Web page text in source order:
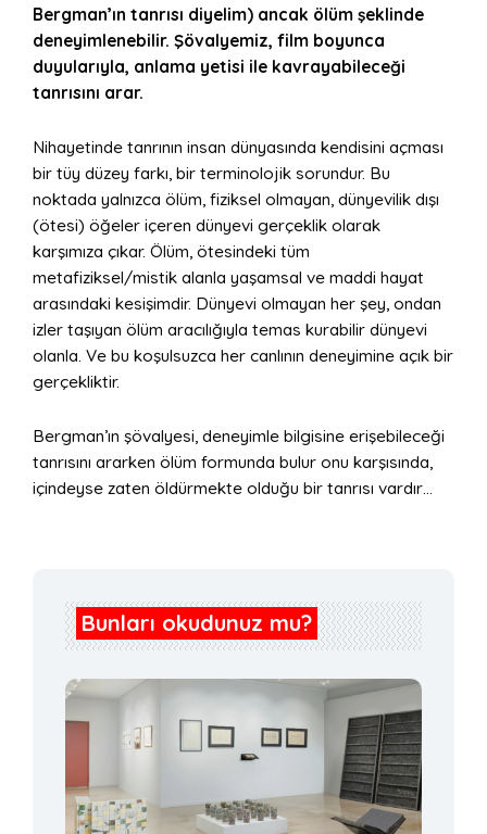
Bergman’ın tanrısı diyelim) ancak ölüm şeklinde
deneyimlenebilir. Şövalyemiz, film boyunca
duyularıyla, anlama yetisi ile kavrayabileceği
tanrısını arar.
Nihayetinde tanrının insan dünyasında kendisini açması
bir tüy düzey farkı, bir terminolojik sorundur. Bu
noktada yalnızca ölüm, fiziksel olmayan, dünyevilik dışı
(ötesi) öğeler içeren dünyevi gerçeklik olarak
karşımıza çıkar. Ölüm, ötesindeki tüm
metafiziksel/mistik alanla yaşamsal ve maddi hayat
arasındaki kesişimdir. Dünyevi olmayan her şey, ondan
izler taşıyan ölüm aracılığıyla temas kurabilir dünyevi
olanla. Ve bu koşulsuzca her canlının deneyimine açık bir
gerçekliktir.
Bergman’ın şövalyesi, deneyimle bilgisine erişebileceği
tanrısını ararken ölüm formunda bulur onu karşısında,
içindeyse zaten öldürmekte olduğu bir tanrısı vardır…
Bunları okudunuz mu?